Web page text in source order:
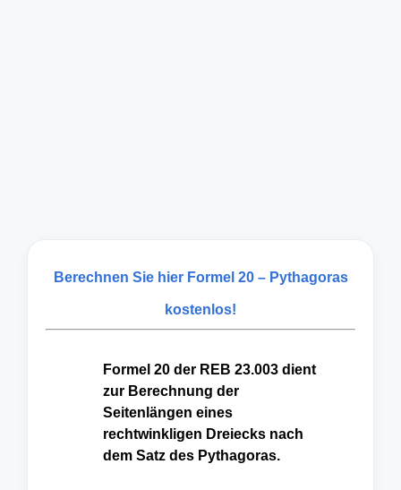
Berechnen Sie hier Formel 20 – Pythagoras
kostenlos!
Formel 20 der REB 23.003 dient
zur Berechnung der
Seitenlängen eines
rechtwinkligen Dreiecks nach
dem Satz des Pythagoras.